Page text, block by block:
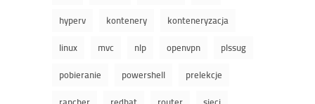
hyperv kontenery konteneryzacja
linux mvc nlp openvpn plssug
pobieranie powershell prelekcje